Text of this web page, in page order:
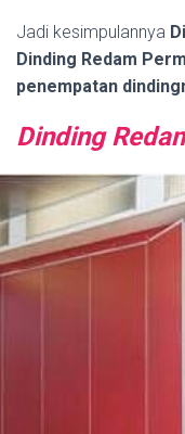
Jadi kesimpulannya
Dinding Redam
penempatan
Dinding